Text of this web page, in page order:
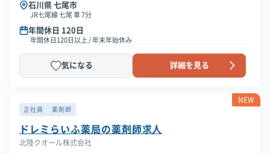
石川県 七尾市
JR七尾線 七尾 車 7分
年間休日 120日
年間休日120日以上 / 年末年始休み
気になる 詳細を見る
NEW
正社員 薬剤師
ドレミらいふ薬局の薬剤師求人
北陸クオール株式会社